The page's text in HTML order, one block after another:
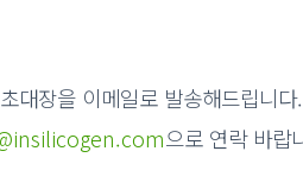
대장을 이메일로 발송해드립니다.
으로 연락 바랍